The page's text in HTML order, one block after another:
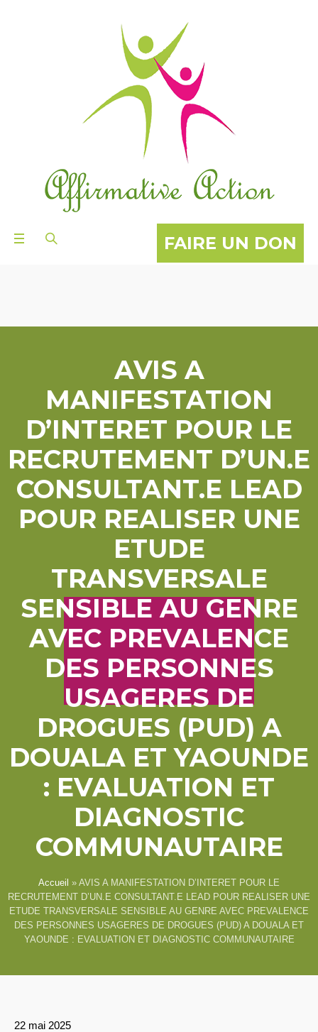
FAIRE UN DON
AVIS A
MANIFESTATION
D’INTERET POUR LE
RECRUTEMENT D’UN.E
CONSULTANT.E LEAD
POUR REALISER UNE
ETUDE
TRANSVERSALE
SENSIBLE AU GENRE
AVEC PREVALENCE
DES PERSONNES
USAGERES DE
DROGUES (PUD) A
DOUALA ET YAOUNDE
: EVALUATION ET
DIAGNOSTIC
COMMUNAUTAIRE
Accueil » AVIS A MANIFESTATION D’INTERET POUR LE
RECRUTEMENT D’UN.E CONSULTANT.E LEAD POUR REALISER UNE
ETUDE TRANSVERSALE SENSIBLE AU GENRE AVEC PREVALENCE
DES PERSONNES USAGERES DE DROGUES (PUD) A DOUALA ET
YAOUNDE : EVALUATION ET DIAGNOSTIC COMMUNAUTAIRE
22 mai 2025